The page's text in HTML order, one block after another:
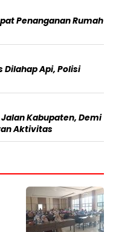
Penanganan Rumah
Dilahap Api, Polisi
Kabupaten, Demi
Aktivitas